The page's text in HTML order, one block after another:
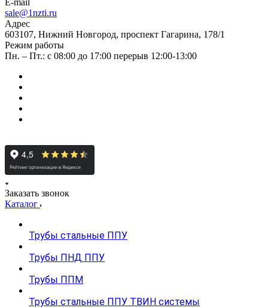
E-mail
sale@1nzti.ru
Адрес
603107, Нижний Новгород, проспект Гагарина, 178/1
Режим работы
Пн. – Пт.: с 08:00 до 17:00 перерыв 12:00-13:00
Заказать звонок
Каталог
Трубы стальные ППУ
Трубы ПНД ППУ
Трубы ППМ
Трубы стальные ППУ ТВИН системы